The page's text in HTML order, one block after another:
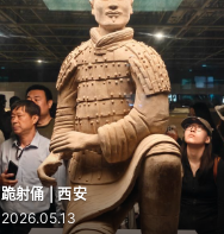
跪射俑 | 西安
2026.05.13